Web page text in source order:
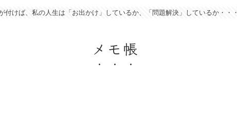
付けば、私の人生は「お出かけ」しているか、「問題解決」しているか・・・
メモ帳